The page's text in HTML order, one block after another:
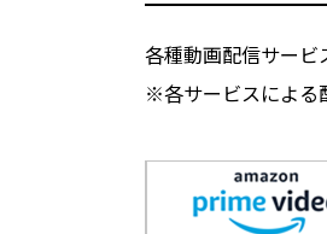
各種動画配信サービ
※各サービスによる